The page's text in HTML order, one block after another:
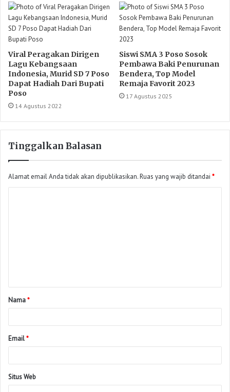
Viral Peragakan Dirigen
Lagu Kebangsaan
Indonesia, Murid SD 7 Poso
Dapat Hadiah Dari Bupati
Poso
14 Agustus 2022
Siswi SMA 3 Poso Sosok
Pembawa Baki Penurunan
Bendera, Top Model
Remaja Favorit 2023
17 Agustus 2025
Tinggalkan Balasan
Alamat email Anda tidak akan dipublikasikan.Ruas yang wajib ditandai *
Nama*
Email*
Situs Web